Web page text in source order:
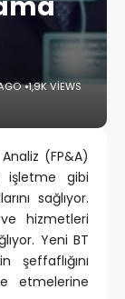
1,9K VIEWS
(FP&A)
işletme gibi
sağlıyor.
hizmetleri
Yeni BT
etmelerine